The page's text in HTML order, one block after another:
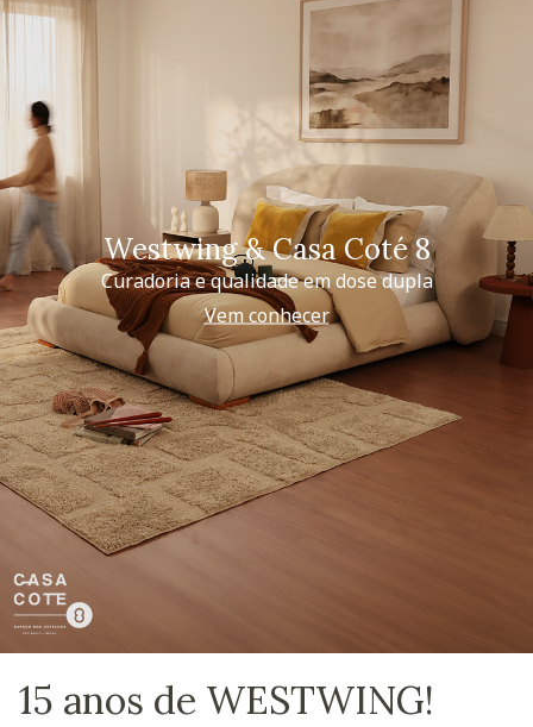
Westwing & Casa Coté 8
Curadoria e qualidade em dose dupla
Vem conhecer
15 anos de WESTWING!